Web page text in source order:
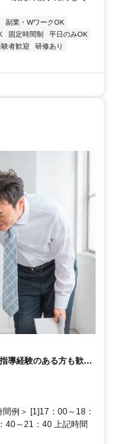
副業・WワークOK
固定時間制
平日のみOK
験者歓迎
研修あり
導経験のある方も歓迎
例＞ [1]17：00～18：
40～21：40 上記時間